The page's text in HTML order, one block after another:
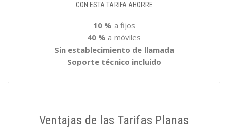
CON ESTA TARIFA AHORRE
10 % a fijos
40 % a móviles
Sin establecimiento de llamada
Soporte técnico incluido
Ventajas de las Tarifas Planas